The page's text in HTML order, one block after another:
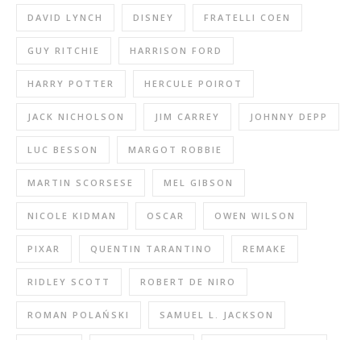
DAVID LYNCH DISNEY FRATELLI COEN
GUY RITCHIE HARRISON FORD
HARRY POTTER HERCULE POIROT
JACK NICHOLSON JIM CARREY JOHNNY DEPP
LUC BESSON MARGOT ROBBIE
MARTIN SCORSESE MEL GIBSON
NICOLE KIDMAN OSCAR OWEN WILSON
PIXAR QUENTIN TARANTINO REMAKE
RIDLEY SCOTT ROBERT DE NIRO
ROMAN POLAŃSKI SAMUEL L. JACKSON